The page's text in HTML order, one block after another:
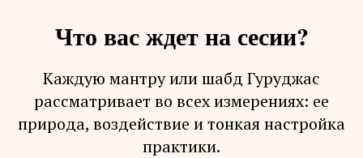
Что вас ждет на сесии?
Каждую мантру или шабд Гуруджас
рассматривает во всех измерениях: ее
природа, воздействие и тонкая настройка
практики.